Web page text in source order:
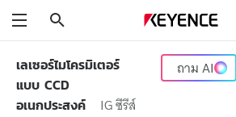
เลเซอร์ไมโครมิเตอร์
แบบ CCD
อเนกประสงค์
IG ซีรีส์
ถามAI